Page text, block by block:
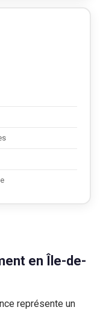
en Île-de-
représente un